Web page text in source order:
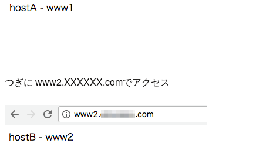
つぎに www2.XXXXXX.comでアクセス